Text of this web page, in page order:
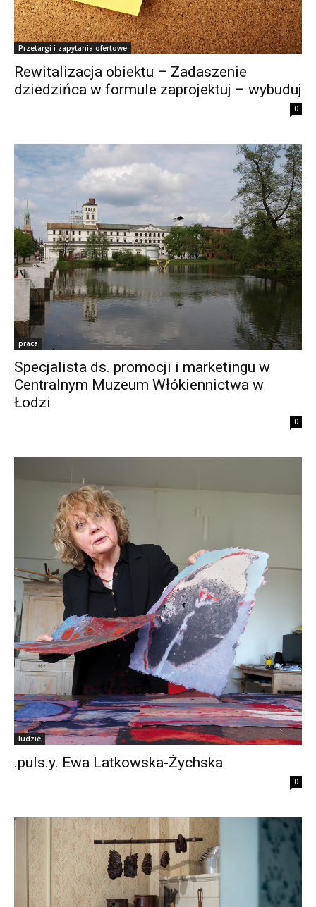
Przetargi i zapytania ofertowe
Rewitalizacja obiektu – Zadaszenie
dziedzińca w formule zaprojektuj – wybuduj
0
praca
Specjalista ds. promocji i marketingu w
Centralnym Muzeum Włókiennictwa w
Łodzi
0
ludzie
.puls.y. Ewa Latkowska-Żychska
0